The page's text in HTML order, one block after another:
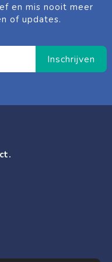
en mis nooit meer
of updates.